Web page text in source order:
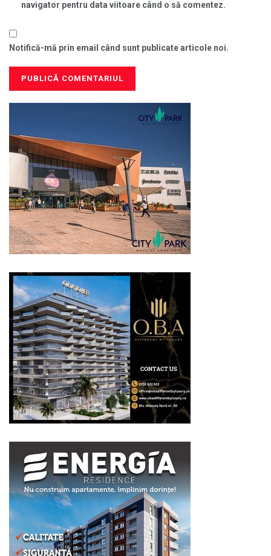
navigator pentru data viitoare când o să comentez.
Notifică-mă prin email când sunt publicate articole noi.